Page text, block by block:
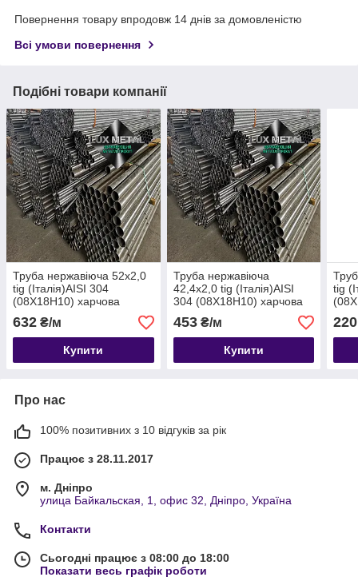
Повернення товару впродовж 14 днів за домовленістю
Всі умови повернення
Подібні товари компанії
Труба нержавіюча 52х2,0
tig (Італія)AISI 304
(08Х18Н10) харчова
632 ₴/м
Купити
Труба нержавіюча
42,4х2,0 tig (Італія)AISI
304 (08Х18Н10) харчова
453₴/м
Купити
tig
220
Про нас
100% позитивних з 10 відгуків за рік
Працює з 28.11.2017
м. Дніпро
улица Байкальская, 1, офис 32, Дніпро, Україна
Контакти
Сьогодні працює з 08:00 до 18:00
Показати весь графік роботи